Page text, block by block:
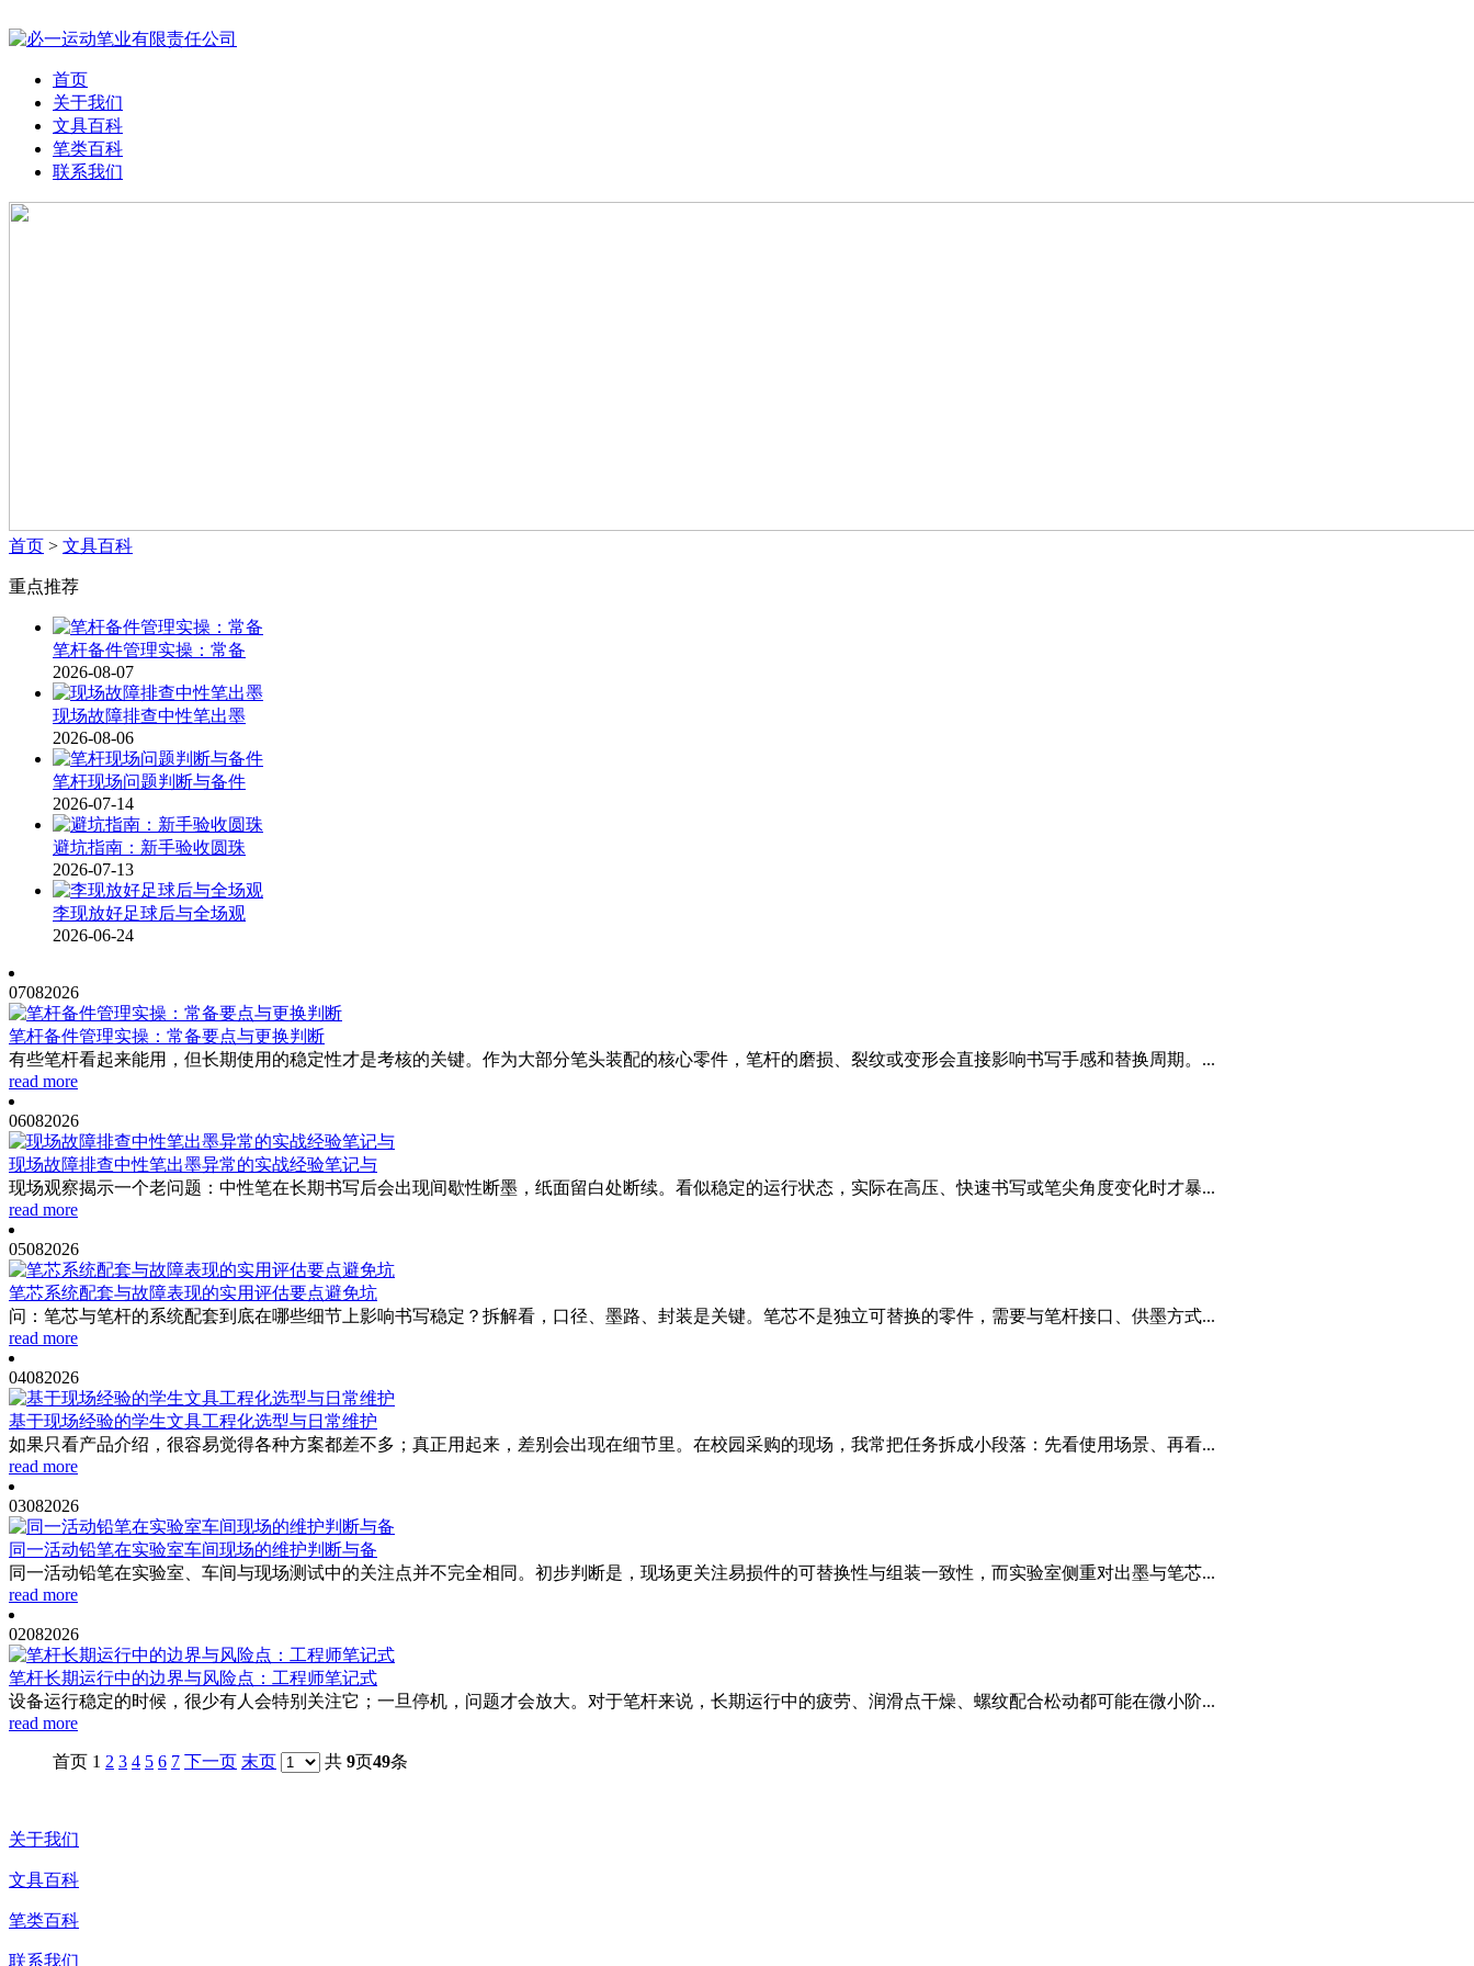
首页
关于我们
文具百科
笔类百科
联系我们
首页 > 文具百科
重点推荐
笔杆备件管理实操：常备
2026-08-07
现场故障排查中性笔出墨
2026-08-06
笔杆现场问题判断与备件
2026-07-14
避坑指南：新手验收圆珠
2026-07-13
李现放好足球后与全场观
2026-06-24
07082026
笔杆备件管理实操：常备要点与更换判断
有些笔杆看起来能用，但长期使用的稳定性才是考核的关键。作为大部分笔头装配的核心零件，笔杆的磨损、裂纹或变形会直接影响书写手感和替换周期。...
read more
06082026
现场故障排查中性笔出墨异常的实战经验笔记与
现场观察揭示一个老问题：中性笔在长期书写后会出现间歇性断墨，纸面留白处断续。看似稳定的运行状态，实际在高压、快速书写或笔尖角度变化时才暴...
read more
05082026
笔芯系统配套与故障表现的实用评估要点避免坑
问：笔芯与笔杆的系统配套到底在哪些细节上影响书写稳定？拆解看，口径、墨路、封装是关键。笔芯不是独立可替换的零件，需要与笔杆接口、供墨方式...
read more
04082026
基于现场经验的学生文具工程化选型与日常维护
如果只看产品介绍，很容易觉得各种方案都差不多；真正用起来，差别会出现在细节里。在校园采购的现场，我常把任务拆成小段落：先看使用场景、再看...
read more
03082026
同一活动铅笔在实验室车间现场的维护判断与备
同一活动铅笔在实验室、车间与现场测试中的关注点并不完全相同。初步判断是，现场更关注易损件的可替换性与组装一致性，而实验室侧重对出墨与笔芯...
read more
02082026
笔杆长期运行中的边界与风险点：工程师笔记式
设备运行稳定的时候，很少有人会特别关注它；一旦停机，问题才会放大。对于笔杆来说，长期运行中的疲劳、润滑点干燥、螺纹配合松动都可能在微小阶...
read more
首页 1 2 3 4 5 6 7 下一页 末页 共 9页49条
关于我们
文具百科
笔类百科
联系我们